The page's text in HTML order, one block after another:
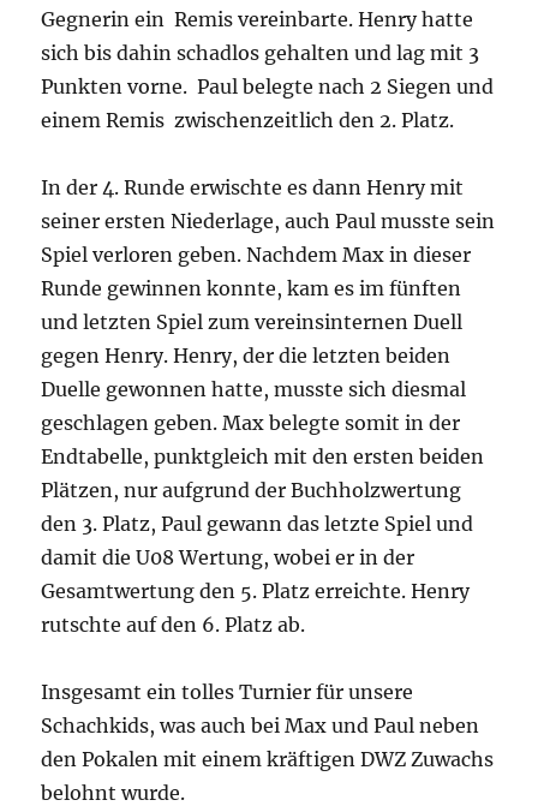
Gegnerin ein Remis vereinbarte. Henry hatte
sich bis dahin schadlos gehalten und lag mit 3
Punkten vorne. Paul belegte nach 2 Siegen und
einem Remis zwischenzeitlich den 2. Platz.
In der 4. Runde erwischte es dann Henry mit
seiner ersten Niederlage, auch Paul musste sein
Spiel verloren geben. Nachdem Max in dieser
Runde gewinnen konnte, kam es im fünften
und letzten Spiel zum vereinsinternen Duell
gegen Henry. Henry, der die letzten beiden
Duelle gewonnen hatte, musste sich diesmal
geschlagen geben. Max belegte somit in der
Endtabelle, punktgleich mit den ersten beiden
Plätzen, nur aufgrund der Buchholzwertung
den 3. Platz, Paul gewann das letzte Spiel und
damit die U08 Wertung, wobei er in der
Gesamtwertung den 5. Platz erreichte. Henry
rutschte auf den 6. Platz ab.
Insgesamt ein tolles Turnier für unsere
Schachkids, was auch bei Max und Paul neben
den Pokalen mit einem kräftigen DWZ Zuwachs
belohnt wurde.